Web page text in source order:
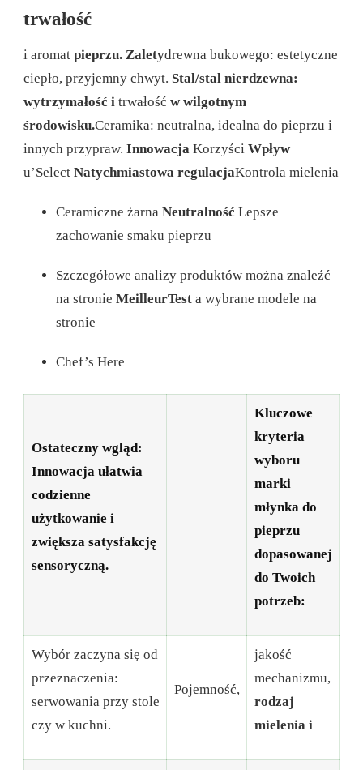
trwałość
i aromat pieprzu. Zaletydrewna bukowego: estetyczne
ciepło, przyjemny chwyt. Stal/stal nierdzewna:
wytrzymałość i trwałość w wilgotnym
środowisku.Ceramika: neutralna, idealna do pieprzu i
innych przypraw. Innowacja Korzyści Wpływ
u’Select Natychmiastowa regulacjaKontrola mielenia
Ceramiczne żarna Neutralność Lepsze
zachowanie smaku pieprzu
Szczegółowe analizy produktów można znaleźć
na stronie MeilleurTest a wybrane modele na
stronie
Chef’s Here
Ostateczny wgląd:
Innowacja ułatwia
codzienne
użytkowanie i
zwiększa satysfakcję
sensoryczną.
Kluczowe
kryteria
wyboru
marki
młynka do
pieprzu
dopasowanej
do Twoich
potrzeb:
Wybór zaczyna się od
przeznaczenia:
serwowania przy stole
czy w kuchni.
Pojemność,
jakość
mechanizmu,
rodzaj
mielenia i